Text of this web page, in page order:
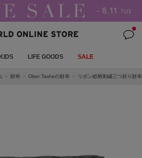
KIDS LIFE GOODS SALE
財布 Ober Tasheの財布 リボン総柄刺繍三つ折り財